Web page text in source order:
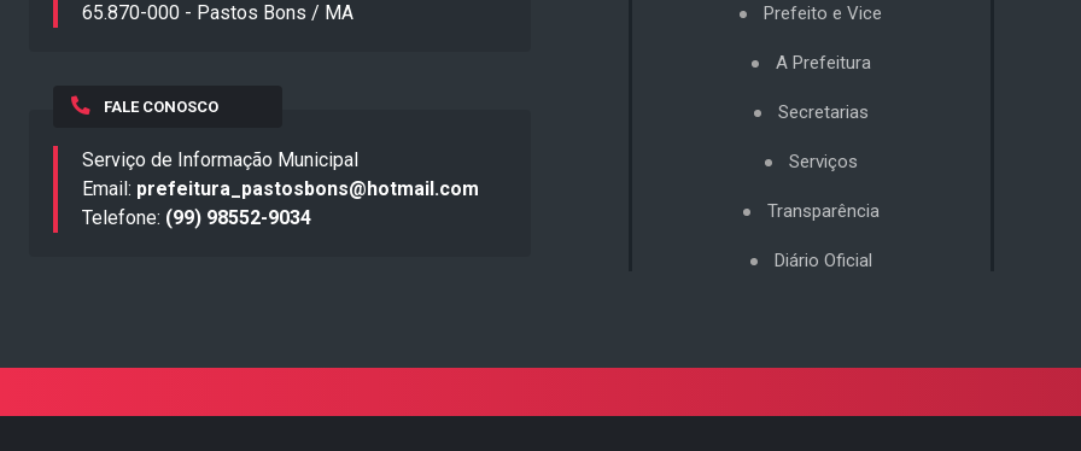
65.870-000 - Pastos Bons / MA
FALE CONOSCO
Serviço de Informação Municipal
Email: prefeitura_pastosbons@hotmail.com
Telefone: (99) 98552-9034
Prefeito e Vice
A Prefeitura
Secretarias
Serviços
Transparência
Diário Oficial